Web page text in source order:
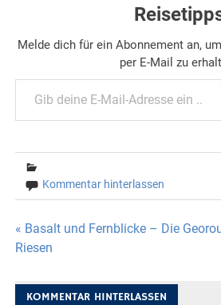
Melde dich für ein Abonnement an,
per E-Mail zu
Gib deine E-Mail-Adresse ein ...
Kommentar hinterlassen
Beitragsnavigation
« Basalt und Fernblicke – Die
Riesen
KOMMENTAR HINTERLASSEN